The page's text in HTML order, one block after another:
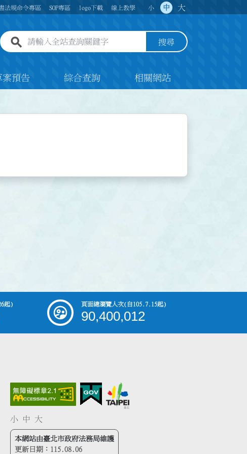
法規命令專區 SOP專區 logo下載 線上教學 小 中 大
全站查詢關鍵字欄位 搜尋
案預告 綜合查詢 相關網站
起) 頁面總瀏覽人次(自105.7.15起)
90,400,012
小 中 大
本網站由臺北市政府法務局維護
更新日期： 115.08.06